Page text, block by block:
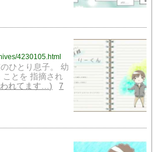
4230105.html
ひとり息子。 幼
ことを 指摘され
れてます…
7